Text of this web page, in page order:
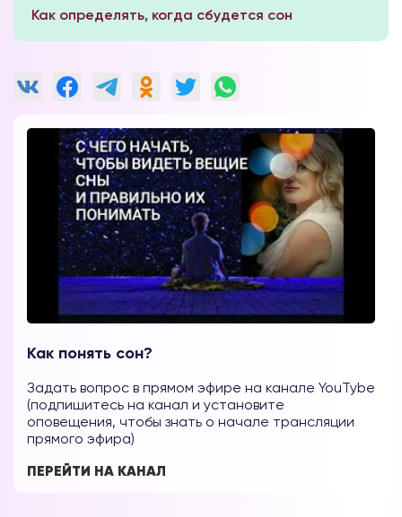
Как определять, когда сбудется сон
Как понять сон?
Задать вопрос в прямом эфире на канале YouTybe
(подпишитесь на канал и установите
оповещения, чтобы знать о начале трансляции
прямого эфира)
ПЕРЕЙТИ НА КАНАЛ